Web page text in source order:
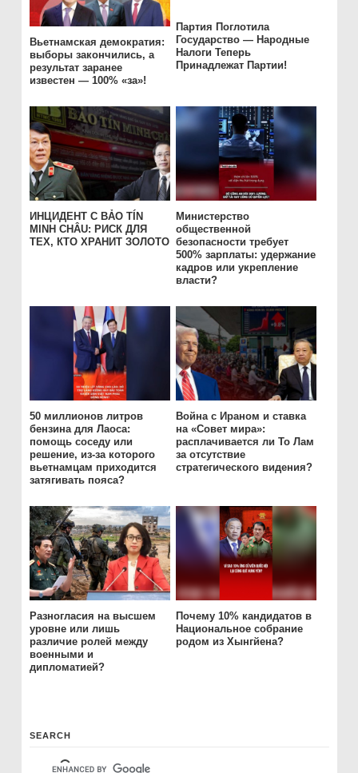
Вьетнамская демократия:
выборы закончились, а
результат заранее
известен — 100% «за»!
Партия Поглотила
Государство — Народные
Налоги Теперь
Принадлежат Партии!
ИНЦИДЕНТ С BẢO TÍN
MINH CHÂU: РИСК ДЛЯ
ТЕХ, КТО ХРАНИТ ЗОЛОТО
Министерство
общественной
безопасности требует
500% зарплаты: удержание
кадров или укрепление
власти?
50 миллионов литров
бензина для Лаоса:
помощь соседу или
решение, из-за которого
вьетнамцам приходится
затягивать пояса?
Война с Ираном и ставка
на «Совет мира»:
расплачивается ли То Лам
за отсутствие
стратегического видения?
Разногласия на высшем
уровне или лишь
различие ролей между
военными и
дипломатией?
Почему 10% кандидатов в
Национальное собрание
родом из Хынгйена?
SEARCH